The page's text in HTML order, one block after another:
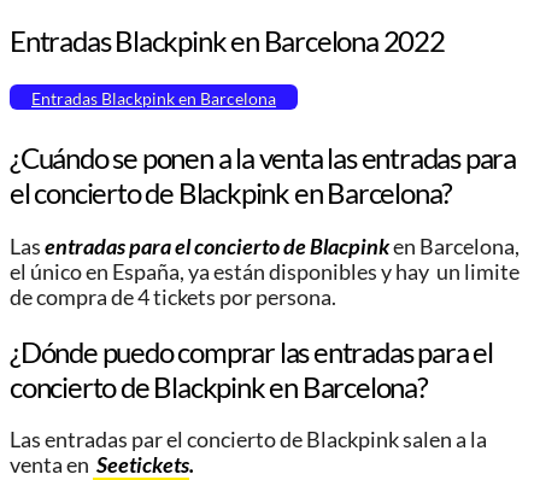
Entradas Blackpink en Barcelona 2022
Entradas Blackpink en Barcelona
¿Cuándo se ponen a la venta las entradas para
el concierto de Blackpink en Barcelona?
Lasentradas para el concierto de Blacpinken Barcelona,
el único en España, ya están disponibles y hay un limite
de compra de 4 tickets por persona.
¿Dónde puedo comprar las entradas para el
concierto de Blackpink en Barcelona?
Las entradas par el concierto de Blackpink salen a la
venta en Seetickets.